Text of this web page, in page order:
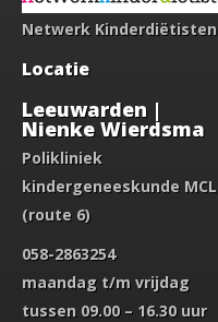
Netwerk Kinderdiëtisten
Locatie
Leeuwarden |
Nienke Wierdsma
Polikliniek
kindergeneeskunde MCL
(route 6)
058-2863254
maandag t/m vrijdag
tussen 09.00 – 16.30 uur